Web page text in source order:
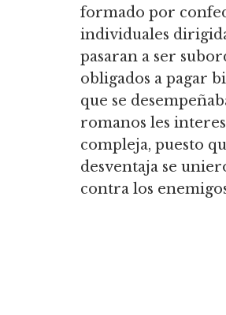
formado por
individuales
pasaran a ser
obligados a pagar
que se
romanos les
compleja, puesto
desventaja se
contra los